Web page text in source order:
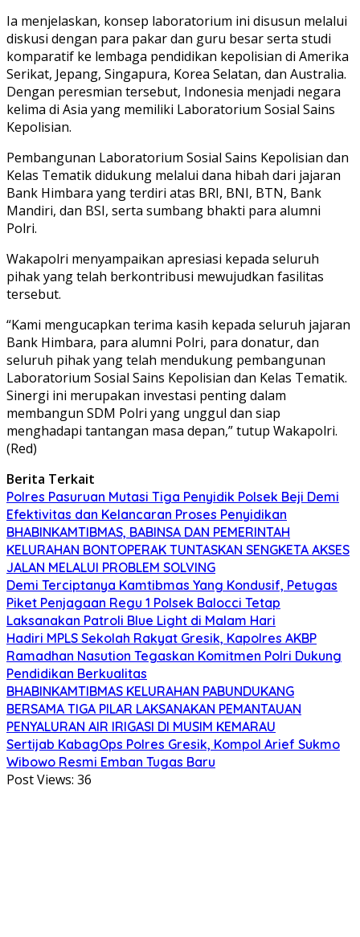
Ia menjelaskan, konsep laboratorium ini disusun melalui
diskusi dengan para pakar dan guru besar serta studi
komparatif ke lembaga pendidikan kepolisian di Amerika
Serikat, Jepang, Singapura, Korea Selatan, dan Australia.
Dengan peresmian tersebut, Indonesia menjadi negara
kelima di Asia yang memiliki Laboratorium Sosial Sains
Kepolisian.
Pembangunan Laboratorium Sosial Sains Kepolisian dan
Kelas Tematik didukung melalui dana hibah dari jajaran
Bank Himbara yang terdiri atas BRI, BNI, BTN, Bank
Mandiri, dan BSI, serta sumbang bhakti para alumni
Polri.
Wakapolri menyampaikan apresiasi kepada seluruh
pihak yang telah berkontribusi mewujudkan fasilitas
tersebut.
“Kami mengucapkan terima kasih kepada seluruh jajaran
Bank Himbara, para alumni Polri, para donatur, dan
seluruh pihak yang telah mendukung pembangunan
Laboratorium Sosial Sains Kepolisian dan Kelas Tematik.
Sinergi ini merupakan investasi penting dalam
membangun SDM Polri yang unggul dan siap
menghadapi tantangan masa depan,” tutup Wakapolri.
(Red)
Berita Terkait
Polres Pasuruan Mutasi Tiga Penyidik Polsek Beji Demi
Efektivitas dan Kelancaran Proses Penyidikan
BHABINKAMTIBMAS, BABINSA DAN PEMERINTAH
KELURAHAN BONTOPERAK TUNTASKAN SENGKETA AKSES
JALAN MELALUI PROBLEM SOLVING
Demi Terciptanya Kamtibmas Yang Kondusif, Petugas
Piket Penjagaan Regu 1 Polsek Balocci Tetap
Laksanakan Patroli Blue Light di Malam Hari
Hadiri MPLS Sekolah Rakyat Gresik, Kapolres AKBP
Ramadhan Nasution Tegaskan Komitmen Polri Dukung
Pendidikan Berkualitas
BHABINKAMTIBMAS KELURAHAN PABUNDUKANG
BERSAMA TIGA PILAR LAKSANAKAN PEMANTAUAN
PENYALURAN AIR IRIGASI DI MUSIM KEMARAU
Sertijab KabagOps Polres Gresik, Kompol Arief Sukmo
Wibowo Resmi Emban Tugas Baru
Post Views: 36